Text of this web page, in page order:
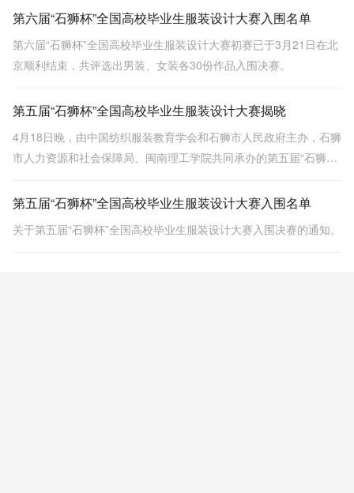
第六届“石狮杯”全国高校毕业生服装设计大赛入围名单
第六届“石狮杯”全国高校毕业生服装设计大赛初赛已于3月21日在北
京顺利结束，共评选出男装、女装各30份作品入围决赛。
第五届“石狮杯”全国高校毕业生服装设计大赛揭晓
4月18日晚，由中国纺织服装教育学会和石狮市人民政府主办，石狮
市人力资源和社会保障局、闽南理工学院共同承办的第五届“石狮
第五届“石狮杯”全国高校毕业生服装设计大赛入围名单
关于第五届“石狮杯”全国高校毕业生服装设计大赛入围决赛的通知。